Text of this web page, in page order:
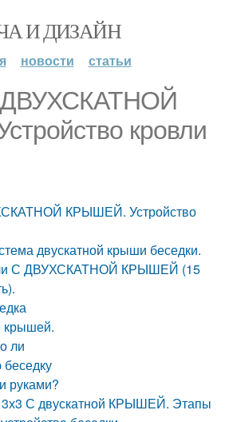
И ДИЗАЙН
новости статьи
ДВУХСКАТНОЙ
кровли
КРЫШЕЙ. Устройство
двускатной крыши беседки.
С ДВУХСКАТНОЙ КРЫШЕЙ (15
крышей.
ли
беседку
руками?
3х3 С двускатной КРЫШЕЙ. Этапы